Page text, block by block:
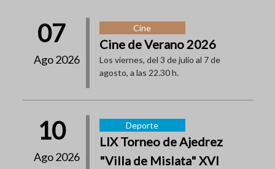
07
Ago 2026
Cine
Cine de Verano 2026
Los viernes, del 3 de julio al 7 de
agosto, a las 22.30 h.
10
Ago 2026
Deporte
LIX Torneo de Ajedrez
"Villa de Mislata" XVI